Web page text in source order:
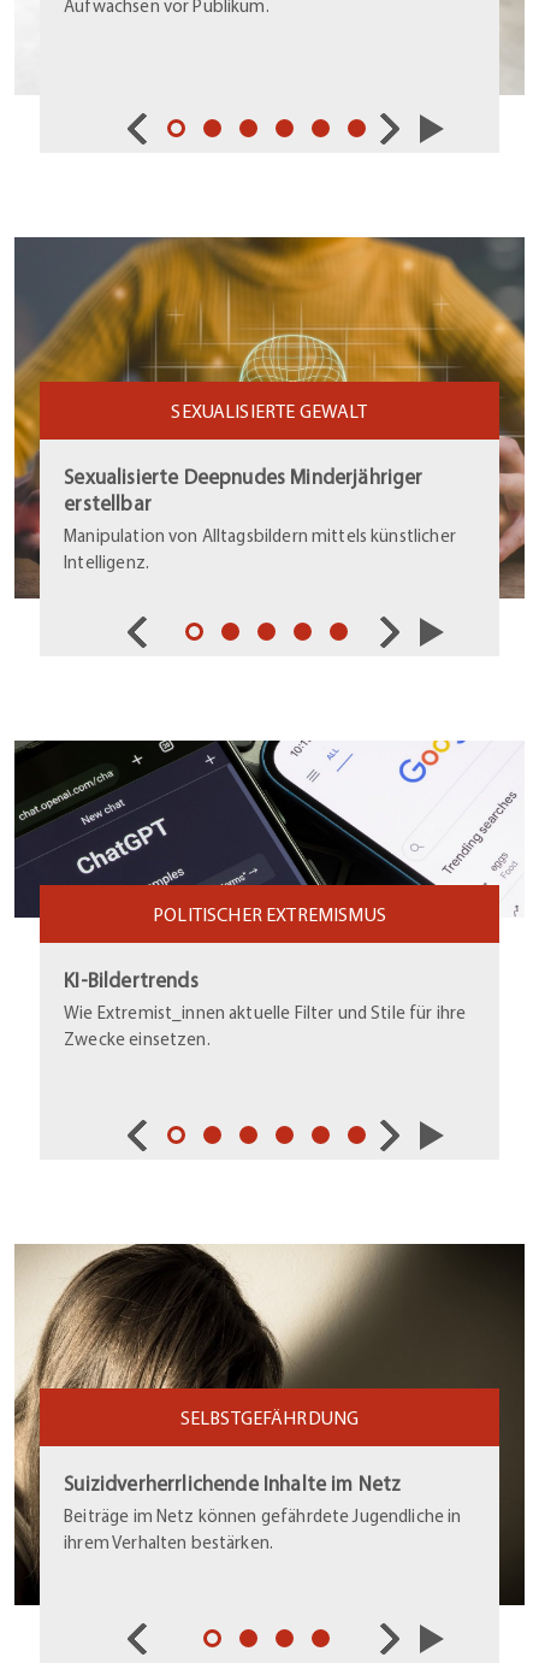
Aufwachsen vor Publikum.
SEXUALISIERTE GEWALT
Sexualisierte Deepnudes Minderjähriger
erstellbar
Manipulation von Alltagsbildern mittels künstlicher
Intelligenz.
POLITISCHER EXTREMISMUS
KI-Bildertrends
Wie Extremist_innen aktuelle Filter und Stile für ihre
Zwecke einsetzen.
SELBSTGEFÄHRDUNG
Suizidverherrlichende Inhalte im Netz
Beiträge im Netz können gefährdete Jugendliche in
ihrem Verhalten bestärken.